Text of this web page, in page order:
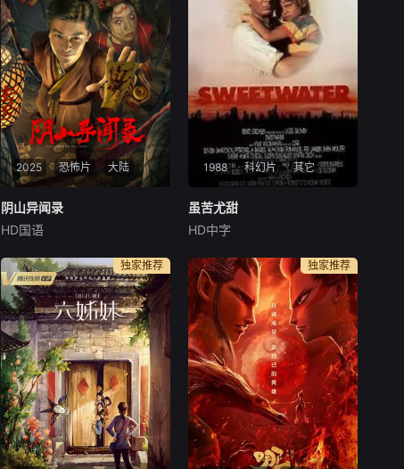
和约束：也许在这个与世隔绝
的群体所
2025 恐怖片 大陆
阴山异闻录
杜奕衡
悬疑惊悚电影。本片通过男女
主人公和反面人物强烈对比，
传达出对于单纯美好的人类情
感的向往，也表达出创作者引
导观众积极向善的阳光正能
量。也通过对于村民的觉悟过
程，展现封建思想的糟粕之
处，传达“要依靠自己的
阴山异闻录
HD国语
1988 科幻片 其它
虽苦尤甜
Bentein
The action takes place i
n a grim anarchist future civi
lization after a big crash or
war. A young m
虽苦尤甜
HD中字
独家推荐 独家推荐